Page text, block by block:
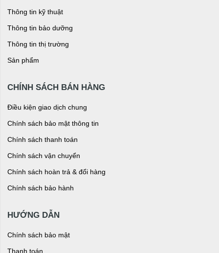
Thông tin kỹ thuật
Thông tin bảo dưỡng
Thông tin thị trường
Sản phẩm
CHÍNH SÁCH BÁN HÀNG
Điều kiện giao dịch chung
Chính sách bảo mật thông tin
Chính sách thanh toán
Chính sách vận chuyển
Chính sách hoàn trả & đổi hàng
Chính sách bảo hành
HƯỚNG DẪN
Chính sách bảo mật
Thanh toán